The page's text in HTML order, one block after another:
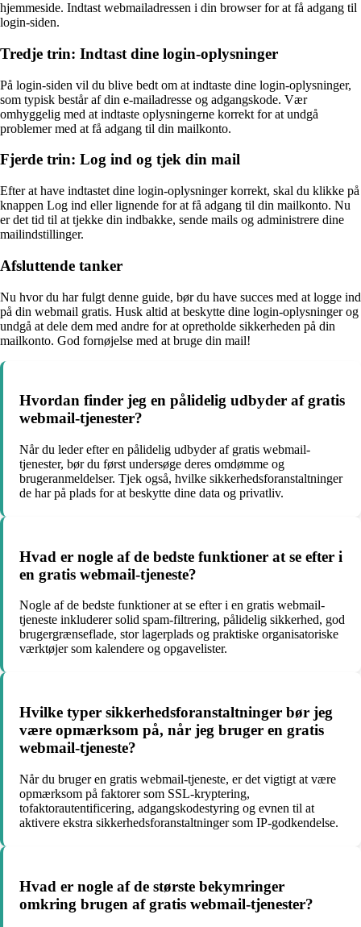
hjemmeside. Indtast webmailadressen i din browser for at få adgang til
login-siden.
Tredje trin: Indtast dine login-oplysninger
På login-siden vil du blive bedt om at indtaste dine login-oplysninger,
som typisk består af din e-mailadresse og adgangskode. Vær
omhyggelig med at indtaste oplysningerne korrekt for at undgå
problemer med at få adgang til din mailkonto.
Fjerde trin: Log ind og tjek din mail
Efter at have indtastet dine login-oplysninger korrekt, skal du klikke på
knappen Log ind eller lignende for at få adgang til din mailkonto. Nu
er det tid til at tjekke din indbakke, sende mails og administrere dine
mailindstillinger.
Afsluttende tanker
Nu hvor du har fulgt denne guide, bør du have succes med at logge ind
på din webmail gratis. Husk altid at beskytte dine login-oplysninger og
undgå at dele dem med andre for at opretholde sikkerheden på din
mailkonto. God fornøjelse med at bruge din mail!
Hvordan finder jeg en pålidelig udbyder af gratis
webmail-tjenester?
Når du leder efter en pålidelig udbyder af gratis webmail-
tjenester, bør du først undersøge deres omdømme og
brugeranmeldelser. Tjek også, hvilke sikkerhedsforanstaltninger
de har på plads for at beskytte dine data og privatliv.
Hvad er nogle af de bedste funktioner at se efter i
en gratis webmail-tjeneste?
Nogle af de bedste funktioner at se efter i en gratis webmail-
tjeneste inkluderer solid spam-filtrering, pålidelig sikkerhed, god
brugergrænseflade, stor lagerplads og praktiske organisatoriske
værktøjer som kalendere og opgavelister.
Hvilke typer sikkerhedsforanstaltninger bør jeg
være opmærksom på, når jeg bruger en gratis
webmail-tjeneste?
Når du bruger en gratis webmail-tjeneste, er det vigtigt at være
opmærksom på faktorer som SSL-kryptering,
tofaktorautentificering, adgangskodestyring og evnen til at
aktivere ekstra sikkerhedsforanstaltninger som IP-godkendelse.
Hvad er nogle af de største bekymringer
omkring brugen af gratis webmail-tjenester?